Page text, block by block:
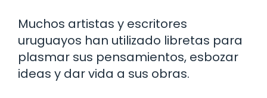
Muchos artistas y escritores
uruguayos han utilizado libretas para
plasmar sus pensamientos, esbozar
ideas y dar vida a sus obras.